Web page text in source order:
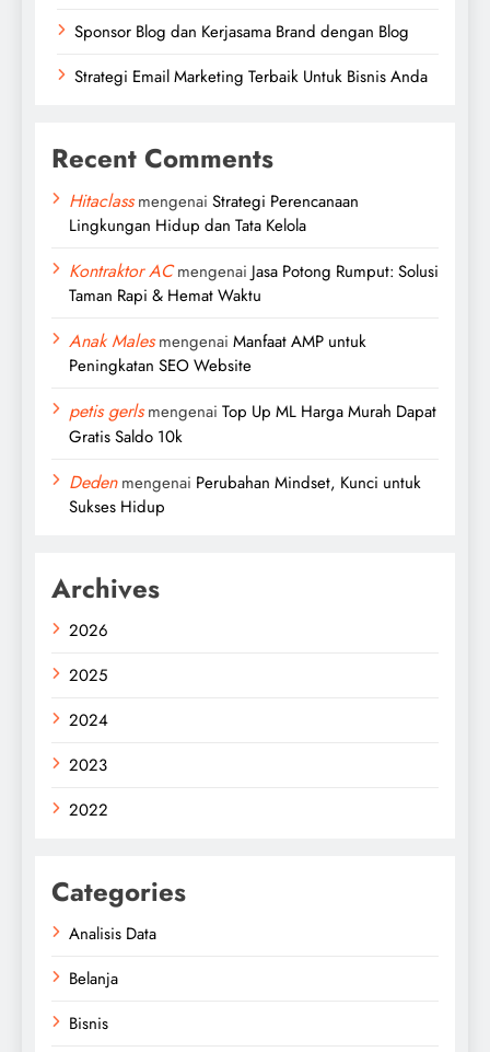
Sponsor Blog dan Kerjasama Brand dengan Blog
Strategi Email Marketing Terbaik Untuk Bisnis Anda
Recent Comments
Hitaclassmengenai Strategi Perencanaan
Lingkungan Hidup dan Tata Kelola
Kontraktor ACmengenai Jasa Potong Rumput: Solusi
Taman Rapi & Hemat Waktu
Anak Malesmengenai Manfaat AMP untuk
Peningkatan SEO Website
petis gerlsmengenai Top Up ML Harga Murah Dapat
Gratis Saldo 10k
Dedenmengenai Perubahan Mindset, Kunci untuk
Sukses Hidup
Archives
2026
2025
2024
2023
2022
Categories
Analisis Data
Belanja
Bisnis